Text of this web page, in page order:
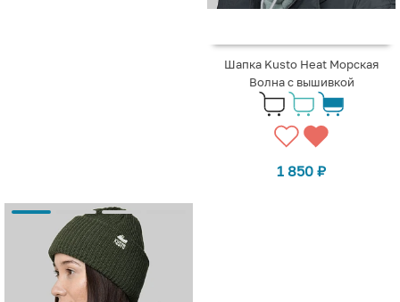
Шапка Kusto Heat Морская
Волна с вышивкой
1 850 ₽